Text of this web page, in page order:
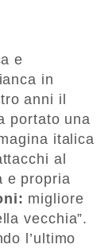
e
in
anni il
portato una
italica
al
e propria
migliore
vecchia”.
l’ultimo